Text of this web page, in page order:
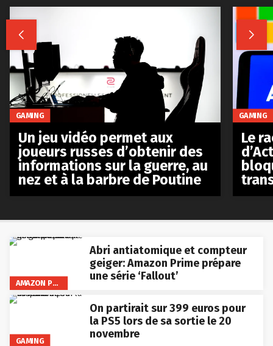
AMAZON PRIME VIDEO
Abri antiatomique et compteur
geiger: Amazon Prime prépare
une série ‘Fallout’
GAMING
On partirait sur 399 euros pour
la PS5 lors de sa sortie le 20
novembre
 
GAMING
Un jeu vidéo permet aux
joueurs russes d’obtenir des
informations sur la guerre, au
nez et à la barbre de Poutine
GAMING
Le